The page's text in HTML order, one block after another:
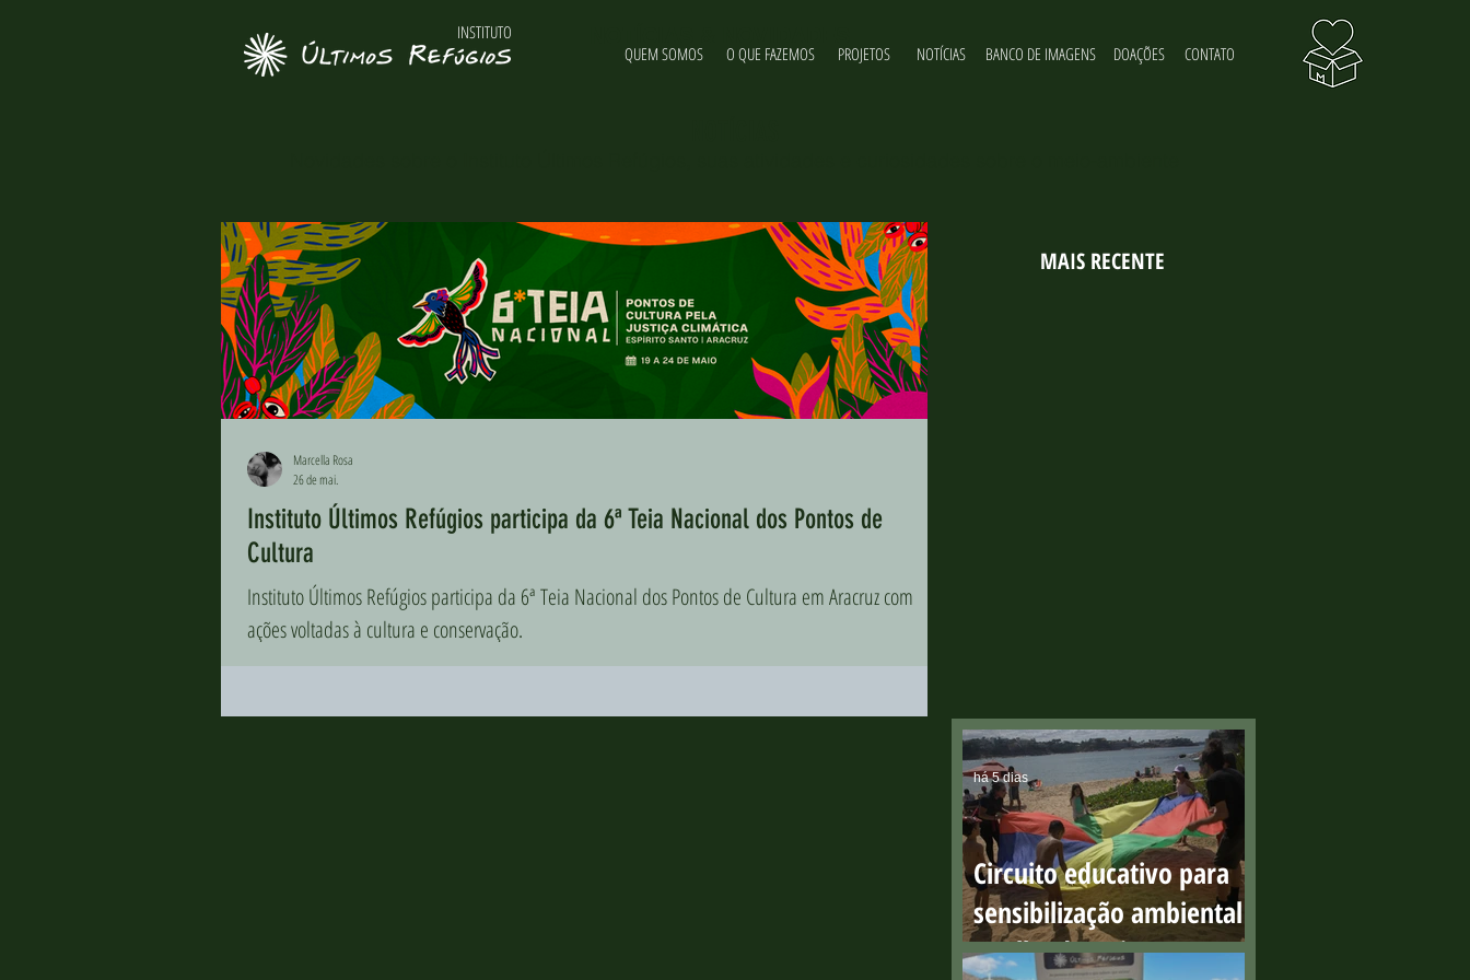
Instituto Últimos Refúgios participa da 6ª Teia Nacional dos Pontos de
Cultura
Instituto Últimos Refúgios participa da 6ª Teia Nacional dos Pontos de Cultura em Aracruz com
ações voltadas à cultura e conservação.
Marcella Rosa
26 de mai.
MAIS RECENTE
Circuito educativo para
sensibilização ambiental
na Ilha do Boi
há 5 dias
INSTITUTO
QUEM SOMOS
O QUE FAZEMOS PROJETOS NOTÍCIAS BANCO DE IMAGENS DOAÇÕES CONTATO